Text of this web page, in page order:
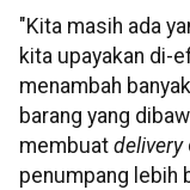
"Kita masih ada
kita upayakan di-
menambah
barang yang
membuat delivery
penumpang lebih